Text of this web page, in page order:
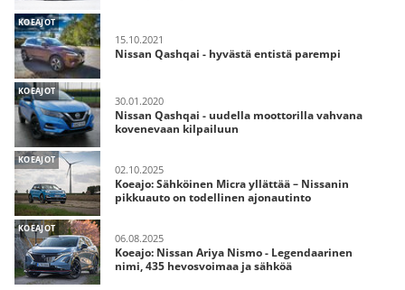
KOEAJOT
15.10.2021
Nissan Qashqai - hyvästä entistä parempi
KOEAJOT
30.01.2020
Nissan Qashqai - uudella moottorilla vahvana
kovenevaan kilpailuun
KOEAJOT
02.10.2025
Koeajo: Sähköinen Micra yllättää – Nissanin
pikkuauto on todellinen ajonautinto
KOEAJOT
06.08.2025
Koeajo: Nissan Ariya Nismo - Legendaarinen
nimi, 435 hevosvoimaa ja sähköä